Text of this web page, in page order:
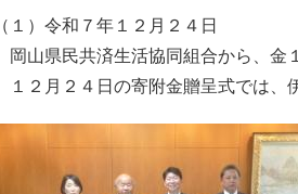
（１）令和７年１２月２４日
岡山県民共済生活協同組合から、金
１２月２４日の寄附金贈呈式では、